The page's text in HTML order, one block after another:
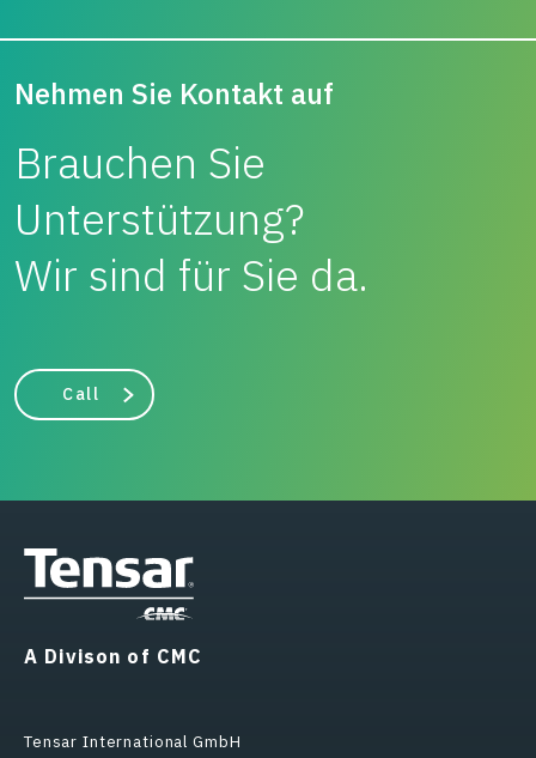
Nehmen Sie Kontakt auf
Brauchen Sie
Unterstützung?
Wir sind für Sie da.
Call
A Divison of CMC
Tensar International GmbH